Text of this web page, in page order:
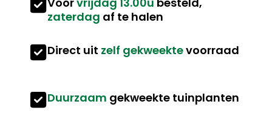
zaterdag af te halen
Direct uit zelf gekweektevoorraad
Duurzaam gekweekte tuinplanten